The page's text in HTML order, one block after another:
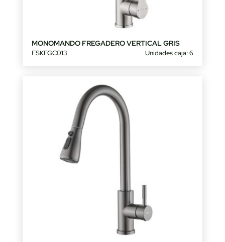
MONOMANDO FREGADERO VERTICAL GRIS
FSKFGC013 Unidades caja: 6